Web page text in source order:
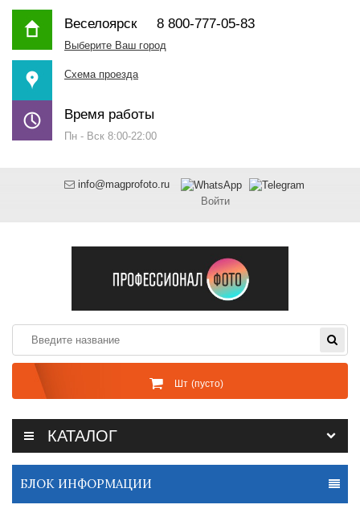
Веселоярск8 800-777-05-83
Выберите Ваш город
Схема проезда
Время работы
Пн - Вск 8:00-22:00
info@magprofoto.ru
Войти
Шт (пусто)
КАТАЛОГ
БЛОК ИНФОРМАЦИИ